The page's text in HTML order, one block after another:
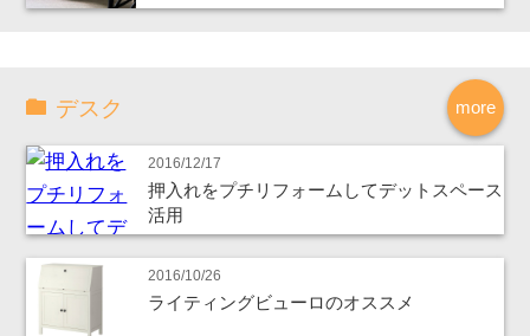
more
デスク
2016/12/17
押入れをプチリフォームしてデットスペース
活用
2016/10/26
ライティングビューロのオススメ